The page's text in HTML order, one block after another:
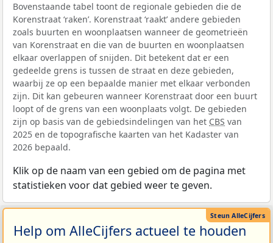
Bovenstaande tabel toont de regionale gebieden die de
Korenstraat ‘raken’. Korenstraat ‘raakt’ andere gebieden
zoals buurten en woonplaatsen wanneer de geometrieën
van Korenstraat en die van de buurten en woonplaatsen
elkaar overlappen of snijden. Dit betekent dat er een
gedeelde grens is tussen de straat en deze gebieden,
waarbij ze op een bepaalde manier met elkaar verbonden
zijn. Dit kan gebeuren wanneer Korenstraat door een buurt
loopt of de grens van een woonplaats volgt. De gebieden
zijn op basis van de gebiedsindelingen van het CBS van
2025 en de topografische kaarten van het Kadaster van
2026 bepaald.
Klik op de naam van een gebied om de pagina met
statistieken voor dat gebied weer te geven.
Help om AlleCijfers actueel te houden